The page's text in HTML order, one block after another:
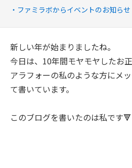
ファミラボからイベントのお知らせ
新しい年が始まりましたね。
今日は、10年間モヤモヤしたお
アラフォーの私のような方にメ
て書いています。
このブログを書いたのは私です🔻